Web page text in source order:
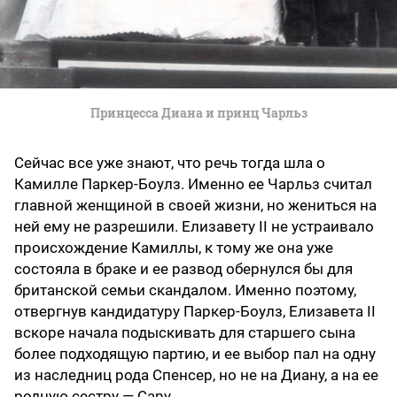
Принцесса Диана и принц Чарльз
Сейчас все уже знают, что речь тогда шла о
Камилле Паркер-Боулз. Именно ее Чарльз считал
главной женщиной в своей жизни, но жениться на
ней ему не разрешили. Елизавету II не устраивало
происхождение Камиллы, к тому же она уже
состояла в браке и ее развод обернулся бы для
британской семьи скандалом. Именно поэтому,
отвергнув кандидатуру Паркер-Боулз, Елизавета II
вскоре начала подыскивать для старшего сына
более подходящую партию, и ее выбор пал на одну
из наследниц рода Спенсер, но не на Диану, а на ее